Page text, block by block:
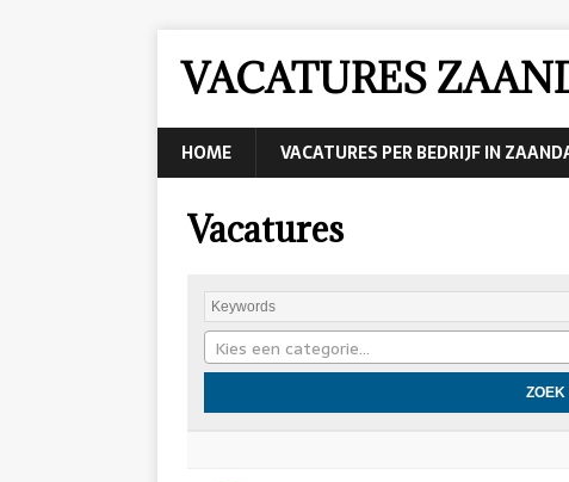
VACATURES
HOME VACATURES PER BEDRIJF IN
Vacatures
Kies een categorie…